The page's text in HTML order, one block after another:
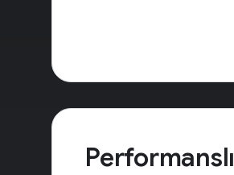
Performanslı